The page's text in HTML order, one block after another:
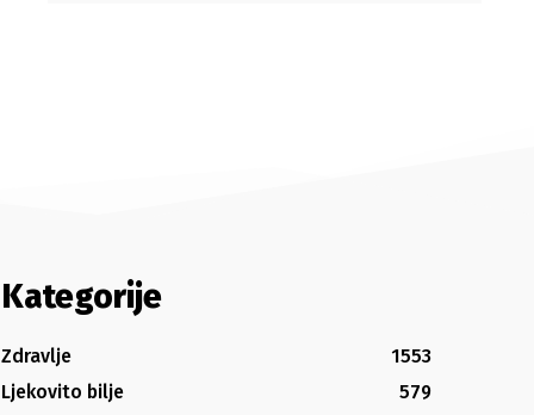
Kategorije
Zdravlje
1553
Ljekovito bilje
579